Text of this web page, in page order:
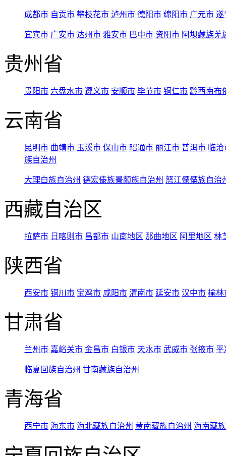
成都市 自贡市 攀枝花市 泸州市 德阳市 绵阳市 广元市 遂
宜宾市 广安市 达州市 雅安市 巴中市 资阳市 阿坝藏族羌
贵州省
贵阳市 六盘水市 遵义市 安顺市 毕节市 铜仁市 黔西南布
云南省
昆明市 曲靖市 玉溪市 保山市 昭通市 丽江市 普洱市 临
族自治州
大理白族自治州 德宏傣族景颇族自治州 怒江傈僳族自治
西藏自治区
拉萨市 日喀则市 昌都市 山南地区 那曲地区 阿里地区 林
陕西省
西安市 铜川市 宝鸡市 咸阳市 渭南市 延安市 汉中市 榆林
甘肃省
兰州市 嘉峪关市 金昌市 白银市 天水市 武威市 张掖市 平
临夏回族自治州 甘南藏族自治州
青海省
西宁市 海东市 海北藏族自治州 黄南藏族自治州 海南藏